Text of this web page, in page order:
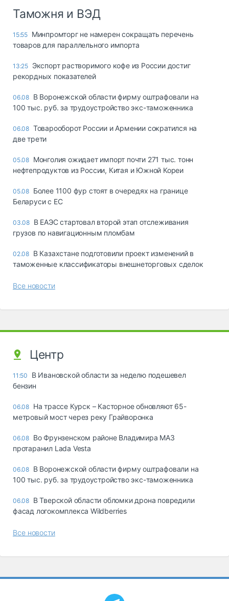
Таможня и ВЭД
15:55 Минпромторг не намерен сокращать перечень
товаров для параллельного импорта
13:25 Экспорт растворимого кофе из России достиг
рекордных показателей
06.08 В Воронежской области фирму оштрафовали на
100 тыс. руб. за трудоустройство экс-таможенника
06.08 Товарооборот России и Армении сократился на
две трети
05.08 Монголия ожидает импорт почти 271 тыс. тонн
нефтепродуктов из России, Китая и Южной Кореи
05.08 Более 1100 фур стоят в очередях на границе
Беларуси с ЕС
03.08 В ЕАЭС стартовал второй этап отслеживания
грузов по навигационным пломбам
02.08 В Казахстане подготовили проект изменений в
таможенные классификаторы внешнеторговых сделок
Все новости
Центр
11:50
В Ивановской области за неделю подешевел
бензин
06.08 На трассе Курск – Касторное обновляют 65-
метровый мост через реку Грайворонка
06.08 Во Фрунзенском районе Владимира МАЗ
протаранил Lada Vesta
06.08 В Воронежской области фирму оштрафовали на
100 тыс. руб. за трудоустройство экс-таможенника
06.08 В Тверской области обломки дрона повредили
фасад логокомплекса Wildberries
Все новости